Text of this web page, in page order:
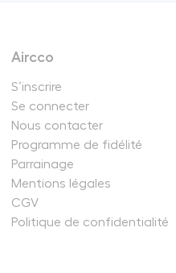
Aircco
S’inscrire
Se connecter
Nous contacter
Programme de fidélité
Parrainage
Mentions légales
CGV
Politique de confidentialité